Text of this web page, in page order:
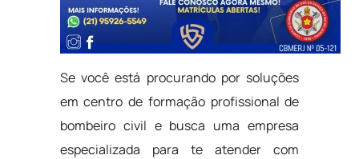
Se você está procurando por soluções
em centro de formação profissional de
bombeiro civil e busca uma empresa
especializada para te atender com